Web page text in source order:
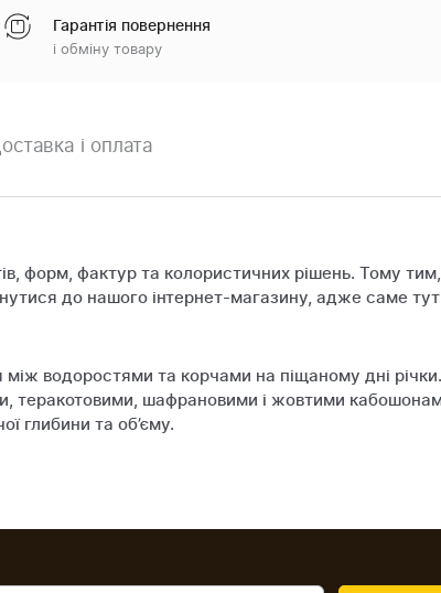
Гарантія повернення
і обміну товару
і оплата
форм, фактур та колористичних рішень. Тому
до нашого інтернет-магазину, адже саме
водоростями та корчами на піщаному дні
теракотовими, шафрановими і жовтими
глибини та об’єму.